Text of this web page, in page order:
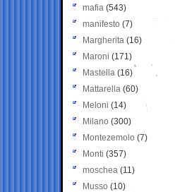
mafia (543)
manifesto (7)
Margherita (16)
Maroni (171)
Mastella (16)
Mattarella (60)
Meloni (14)
Milano (300)
Montezemolo (7)
Monti (357)
moschea (11)
Musso (10)